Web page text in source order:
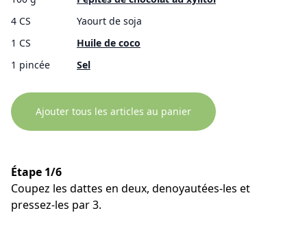
4 CS
Yaourt de soja
1 CS
Huile de coco
1 pincée
Sel
Ajouter tous les articles au panier
Étape 1/6
Coupez les dattes en deux, denoyautées-les et
pressez-les par 3.